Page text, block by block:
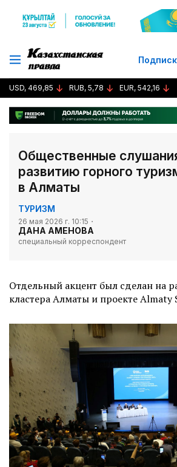
USD, 469,85 RUB, 5,78 EUR, 542,16
Общественные
развитию горного
в Алматы
ТУРИЗМ
26 мая 2026 г. 10:15
ДАНА АМЕНОВА
специальный корреспондент
Отдельный акцент был сделан на
кластера Алматы и проекте Almaty